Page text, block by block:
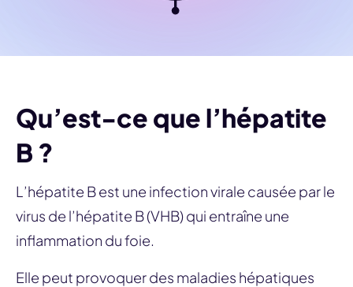
Qu’est-ce que l’hépatite
B ?
L’hépatite B est une infection virale causée par le
virus de l’hépatite B (VHB) qui entraîne une
inflammation du foie.
Elle peut provoquer des maladies hépatiques